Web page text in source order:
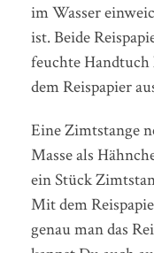
im Wasser
ist. Beide
feuchte Handtuch
dem Reispapier
Eine Zimtstange
Masse als
ein Stück
Mit dem
genau man das